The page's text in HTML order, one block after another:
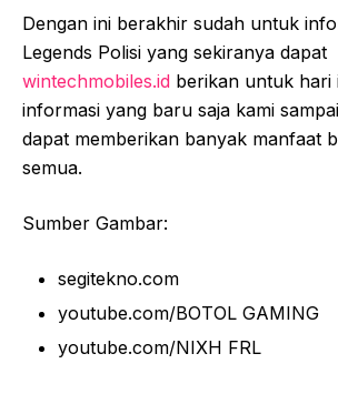
Dengan ini berakhir sudah untuk
Legends Polisi yang sekiranya dapat
wintechmobiles.id berikan untuk hari
informasi yang baru saja kami
dapat memberikan banyak manfaat
semua.
Sumber Gambar:
segitekno.com
youtube.com/BOTOL GAMING
youtube.com/NIXH FRL